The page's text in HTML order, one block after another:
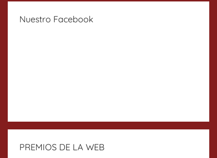
Nuestro Facebook
PREMIOS DE LA WEB